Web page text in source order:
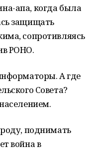
апа, когда была
защищать
сопротивляясь
РОНО.
А где
Совета?
поднимать
война в